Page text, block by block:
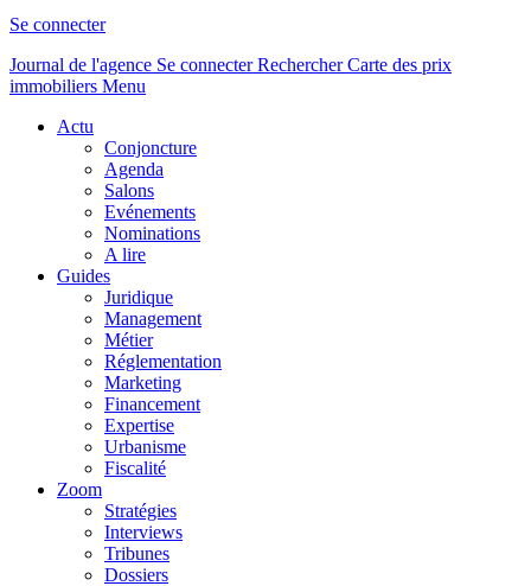
Se connecter
Journal de l'agence Se connecterRechercher Carte des prix
immobiliers Menu
Actu
Conjoncture
Agenda
Salons
Evénements
Nominations
A lire
Guides
Juridique
Management
Métier
Réglementation
Marketing
Financement
Expertise
Urbanisme
Fiscalité
Zoom
Stratégies
Interviews
Tribunes
Dossiers